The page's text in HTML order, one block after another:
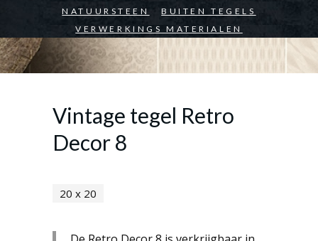
NATUURSTEEN
BUITEN TEGELS
VERWERKINGS MATERIALEN
Vintage tegel Retro
Decor 8
20 x 20